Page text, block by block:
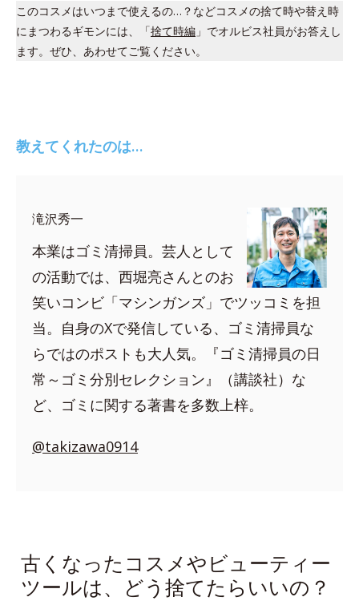
このコスメはいつまで使えるの…？などコスメの捨て時や替え時
にまつわるギモンには、「捨て時編 」でオルビス社員がお答えし
ます。ぜひ、あわせてご覧ください。
教えてくれたのは…
滝沢秀一
本業はゴミ清掃員。芸人として
の活動では、西堀亮さんとのお
笑いコンビ「マシンガンズ」でツッコミを担
当。自身のXで発信している、ゴミ清掃員な
らではのポストも大人気。『ゴミ清掃員の日
常～ゴミ分別セレクション』（講談社）な
ど、ゴミに関する著書を多数上梓。
@takizawa0914
古くなったコスメやビューティー
ツールは、どう捨てたらいいの？